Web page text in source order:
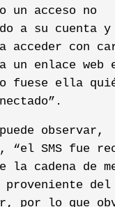
un acceso no
a su cuenta
acceder con
un enlace web
fuese ella
observar,
“el SMS fue
la cadena de
del
por lo que